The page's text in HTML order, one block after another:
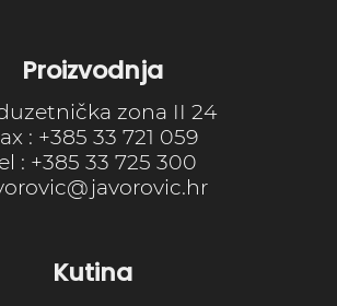
Proizvodnja
zona II 24
: +385 33 721 059
: +385 33 725 300
Kutina